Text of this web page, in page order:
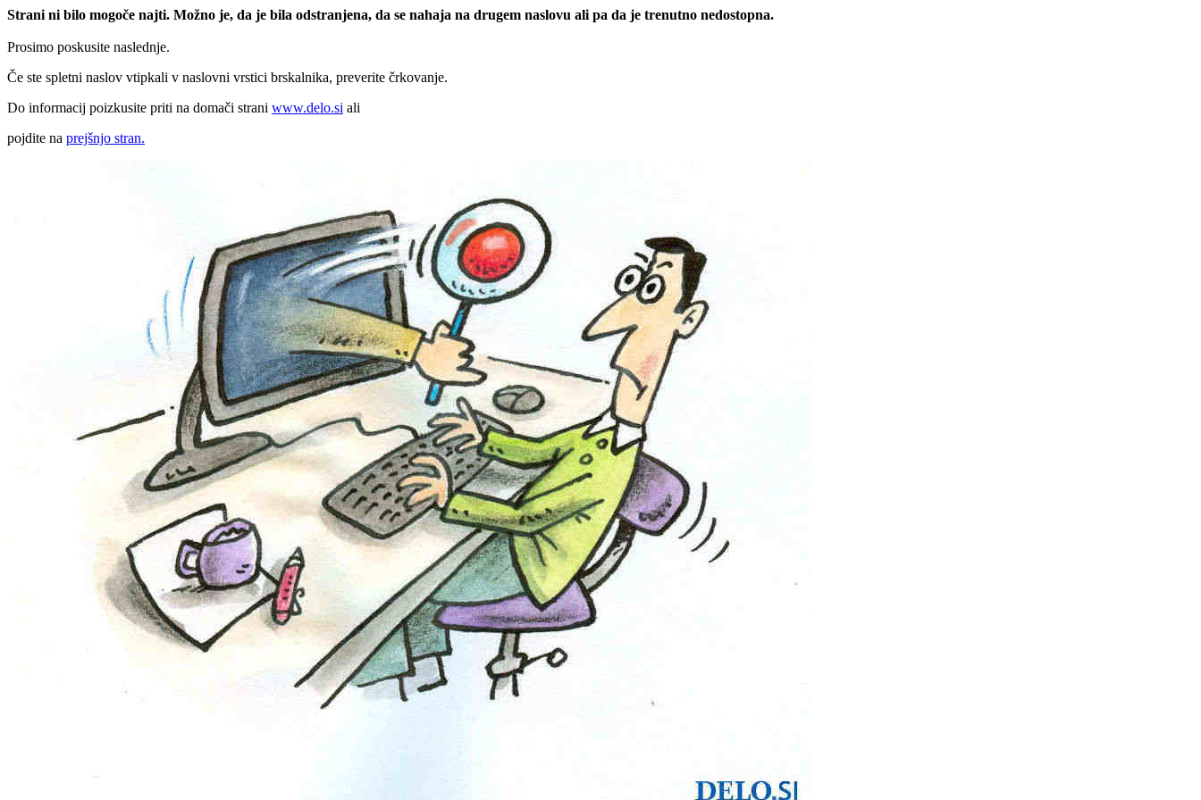
Strani ni bilo mogoče najti. Možno je, da je bila odstranjena, da se nahaja na drugem naslovu ali pa da je trenutno nedostopna.
Prosimo poskusite naslednje.
Če ste spletni naslov vtipkali v naslovni vrstici brskalnika, preverite črkovanje.
Do informacij poizkusite priti na domači strani www.delo.si ali
pojdite na prejšnjo stran.